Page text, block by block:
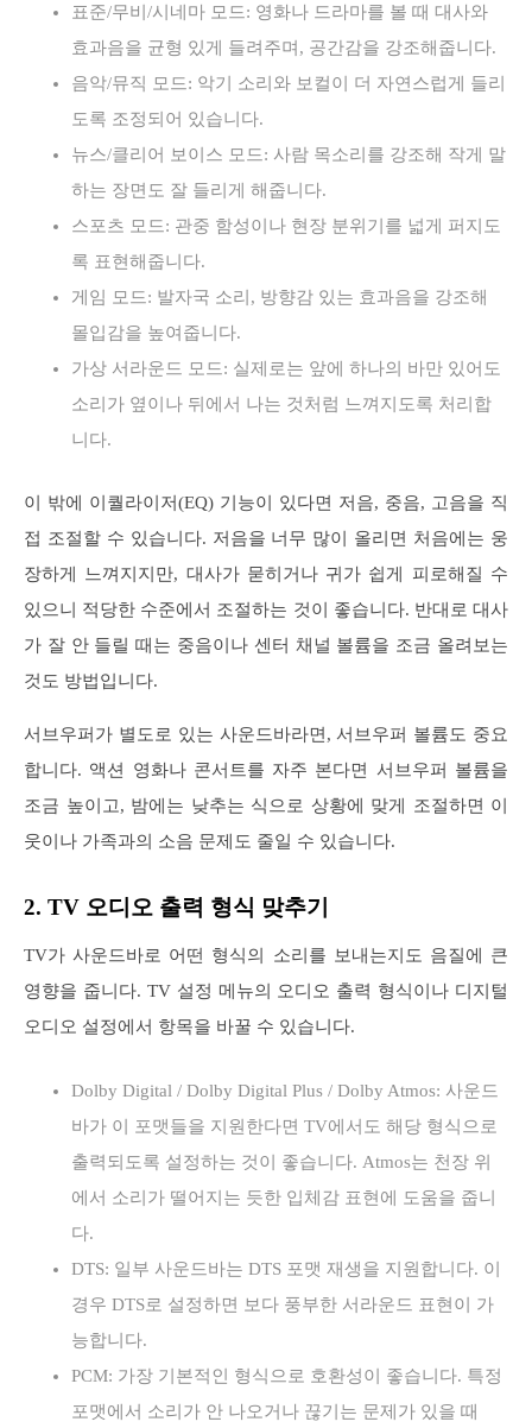
표준/무비/시네마 모드: 영화나 드라마를 볼 때 대사와
효과음을 균형 있게 들려주며, 공간감을 강조해줍니다.
음악/뮤직 모드: 악기 소리와 보컬이 더 자연스럽게 들리
도록 조정되어 있습니다.
뉴스/클리어 보이스 모드: 사람 목소리를 강조해 작게 말
하는 장면도 잘 들리게 해줍니다.
스포츠 모드: 관중 함성이나 현장 분위기를 넓게 퍼지도
록 표현해줍니다.
게임 모드: 발자국 소리, 방향감 있는 효과음을 강조해
몰입감을 높여줍니다.
가상 서라운드 모드: 실제로는 앞에 하나의 바만 있어도
소리가 옆이나 뒤에서 나는 것처럼 느껴지도록 처리합
니다.
이 밖에 이퀄라이저(EQ) 기능이 있다면 저음, 중음, 고음을 직
접 조절할 수 있습니다. 저음을 너무 많이 올리면 처음에는 웅
장하게 느껴지지만, 대사가 묻히거나 귀가 쉽게 피로해질 수
있으니 적당한 수준에서 조절하는 것이 좋습니다. 반대로 대사
가 잘 안 들릴 때는 중음이나 센터 채널 볼륨을 조금 올려보는
것도 방법입니다.
서브우퍼가 별도로 있는 사운드바라면, 서브우퍼 볼륨도 중요
합니다. 액션 영화나 콘서트를 자주 본다면 서브우퍼 볼륨을
조금 높이고, 밤에는 낮추는 식으로 상황에 맞게 조절하면 이
웃이나 가족과의 소음 문제도 줄일 수 있습니다.
2. TV 오디오 출력 형식 맞추기
TV가 사운드바로 어떤 형식의 소리를 보내는지도 음질에 큰
영향을 줍니다. TV 설정 메뉴의 오디오 출력 형식이나 디지털
오디오 설정에서 항목을 바꿀 수 있습니다.
Dolby Digital / Dolby Digital Plus / Dolby Atmos: 사운드
바가 이 포맷들을 지원한다면 TV에서도 해당 형식으로
출력되도록 설정하는 것이 좋습니다. Atmos는 천장 위
에서 소리가 떨어지는 듯한 입체감 표현에 도움을 줍니
다.
DTS: 일부 사운드바는 DTS 포맷 재생을 지원합니다. 이
경우 DTS로 설정하면 보다 풍부한 서라운드 표현이 가
능합니다.
PCM: 가장 기본적인 형식으로 호환성이 좋습니다. 특정
포맷에서 소리가 안 나오거나 끊기는 문제가 있을 때